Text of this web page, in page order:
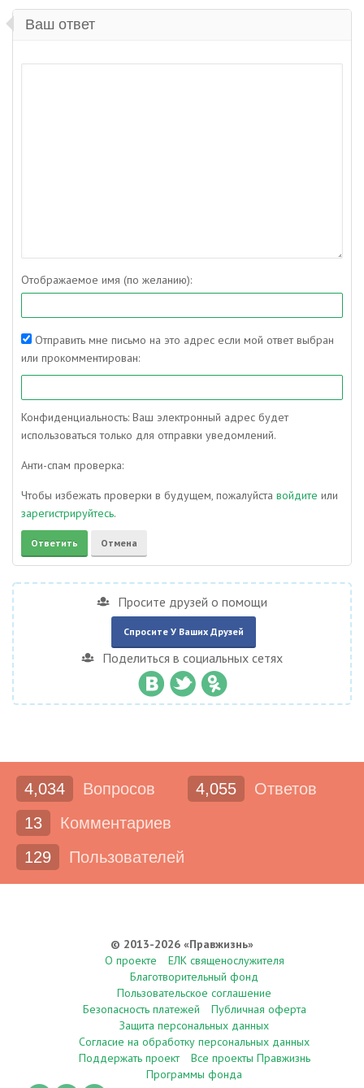
Ваш ответ
Отображаемое имя (по желанию):
Отправить мне письмо на это адрес если мой ответ выбран
или прокомментирован:
Конфиденциальность: Ваш электронный адрес будет
использоваться только для отправки уведомлений.
Анти-спам проверка:
Чтобы избежать проверки в будущем, пожалуйста войдите или
зарегистрируйтесь.
Просите друзей о помощи
Спросите У Ваших Друзей
Поделиться в социальных сетях
4,034 Вопросов 4,055
Ответов
13
Комментариев
129
Пользователей
© 2013-2026 «Правжизнь»
О проекте
ЕЛК священослужителя
Благотворительный фонд
Пользовательское соглашение
Безопасность платежей
Публичная оферта
Защита персональных данных
Согласие на обработку персональных данных
Поддержать проект
Все проекты Правжизнь
Программы фонда